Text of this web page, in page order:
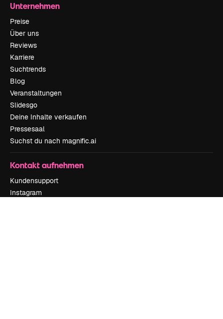
Unternehmen
Preise
Über uns
Reviews
Karriere
Suchtrends
Blog
Veranstaltungen
Slidesgo
Deine Inhalte verkaufen
Pressesaal
Suchst du nach magnific.ai
Kontakt aufnehmen
Kundensupport
Instagram